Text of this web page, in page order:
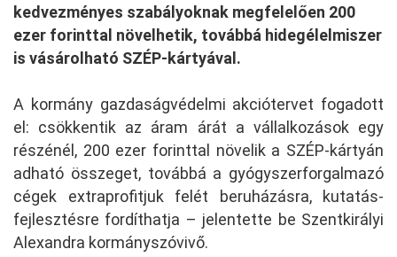
kedvezményes szabályoknak megfelelően 200
ezer forinttal növelhetik, továbbá hidegélelmiszer
is vásárolható SZÉP-kártyával.
A kormány gazdaságvédelmi akciótervet fogadott
el: csökkentik az áram árát a vállalkozások egy
részénél, 200 ezer forinttal növelik a SZÉP-kártyán
adható összeget, továbbá a gyógyszerforgalmazó
cégek extraprofitjuk felét beruházásra, kutatás-
fejlesztésre fordíthatja – jelentette be Szentkirályi
Alexandra kormányszóvivő.